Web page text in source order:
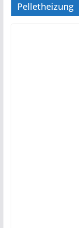
Pelletheizung